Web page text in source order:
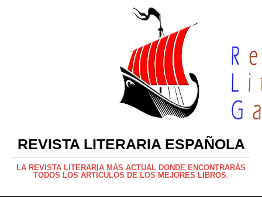
REVISTA LITERARIA ESPAÑOLA
LA REVISTA LITERARIA MÁS ACTUAL DONDE ENCONTRARÁS
TODOS LOS ARTÍCULOS DE LOS MEJORES LIBROS.